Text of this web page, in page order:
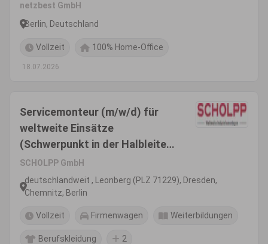
netzbest GmbH
Berlin, Deutschland
Vollzeit 100% Home-Office
18.07.2026
Servicemonteur (m/w/d) für
weltweite Einsätze
(Schwerpunkt in der Halbleiter-
und Chipindustrie)
SCHOLPP GmbH
deutschlandweit , Leonberg (PLZ 71229), Dresden,
Chemnitz, Berlin
Vollzeit Firmenwagen Weiterbildungen
Berufskleidung 2